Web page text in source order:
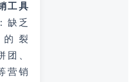
工具
：缺乏
裂
团、
营销